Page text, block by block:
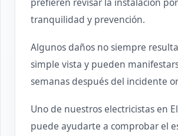
tranquilidad y prevención.
Algunos daños no siempre
simple vista y pueden
semanas después del incidente
Uno de nuestros electricistas en
puede ayudarte a comprobar el